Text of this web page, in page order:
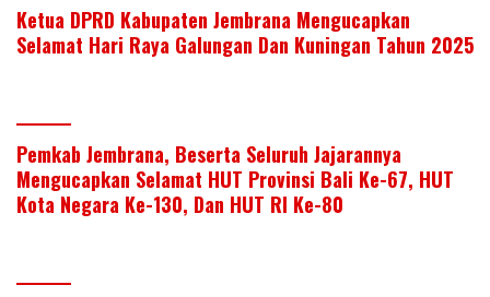
Ketua DPRD Kabupaten Jembrana Mengucapkan
Selamat Hari Raya Galungan Dan Kuningan Tahun 2025
Pemkab Jembrana, Beserta Seluruh Jajarannya
Mengucapkan Selamat HUT Provinsi Bali Ke-67, HUT
Kota Negara Ke-130, Dan HUT RI Ke-80